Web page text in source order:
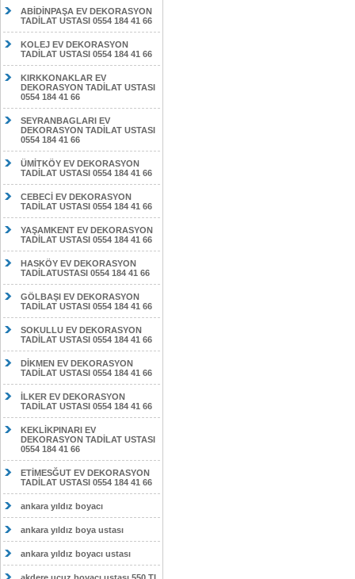
ABİDİNPAŞA EV DEKORASYON
TADİLAT USTASI 0554 184 41 66
KOLEJ EV DEKORASYON
TADİLAT USTASI 0554 184 41 66
KIRKKONAKLAR EV
DEKORASYON TADİLAT USTASI
0554 184 41 66
SEYRANBAGLARI EV
DEKORASYON TADİLAT USTASI
0554 184 41 66
ÜMİTKÖY EV DEKORASYON
TADİLAT USTASI 0554 184 41 66
CEBECİ EV DEKORASYON
TADİLAT USTASI 0554 184 41 66
YAŞAMKENT EV DEKORASYON
TADİLAT USTASI 0554 184 41 66
HASKÖY EV DEKORASYON
TADİLATUSTASI 0554 184 41 66
GÖLBAŞI EV DEKORASYON
TADİLAT USTASI 0554 184 41 66
SOKULLU EV DEKORASYON
TADİLAT USTASI 0554 184 41 66
DİKMEN EV DEKORASYON
TADİLAT USTASI 0554 184 41 66
İLKER EV DEKORASYON
TADİLAT USTASI 0554 184 41 66
KEKLİKPINARI EV
DEKORASYON TADİLAT USTASI
0554 184 41 66
ETİMESĞUT EV DEKORASYON
TADİLAT USTASI 0554 184 41 66
ankara yıldız boyacı
ankara yıldız boya ustası
ankara yıldız boyacı ustası